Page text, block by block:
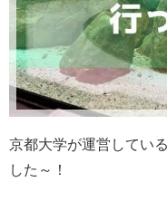
京都大学が運営している
した～！